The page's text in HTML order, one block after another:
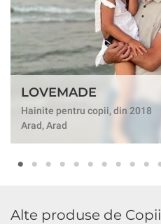
LOVEMADE
Hainite pentru copii, din 2018
Arad, Arad
Alte produse de Copii